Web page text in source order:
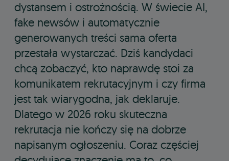
dystansem i ostrożnością. W świecie AI,
fake newsów i automatycznie
generowanych treści sama oferta
przestała wystarczać. Dziś kandydaci
chcą zobaczyć, kto naprawdę stoi za
komunikatem rekrutacyjnym i czy firma
jest tak wiarygodna, jak deklaruje.
Dlatego w 2026 roku skuteczna
rekrutacja nie kończy się na dobrze
napisanym ogłoszeniu. Coraz częściej